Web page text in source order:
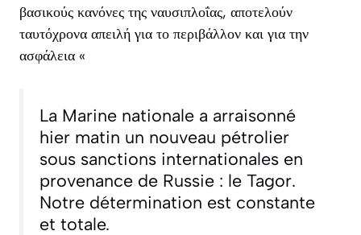
βασικούς κανόνες της ναυσιπλοΐας, αποτελούν
ταυτόχρονα απειλή για το περιβάλλον και για την
ασφάλεια «
La Marine nationale a arraisonné
hier matin un nouveau pétrolier
sous sanctions internationales en
provenance de Russie : le Tagor.
Notre détermination est constante
et totale.